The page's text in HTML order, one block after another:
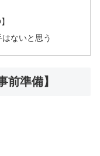
ないと思う
準備】